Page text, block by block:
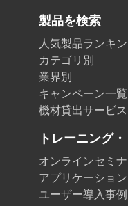
製品を検索
人気製品ランキ
カテゴリ別
業界別
キャンペーン一覧
機材貸出サービス
トレーニング
オンラインセミ
アプリケーショ
ユーザー導入事例